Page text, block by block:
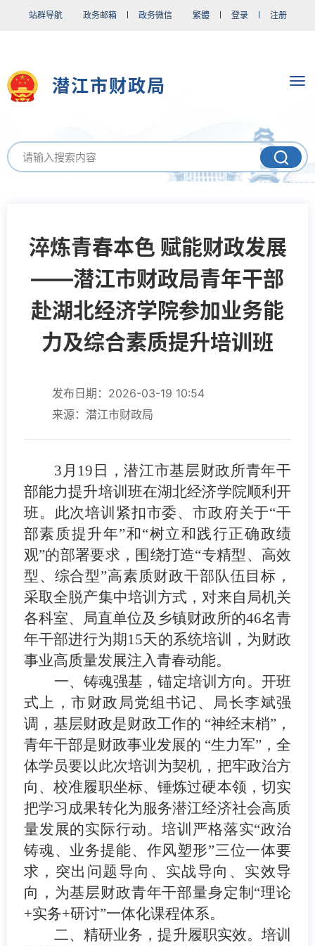
站群导航 政务邮箱 政务微信 繁體 登录 注册
潜江市财政局
淬炼青春本色 赋能财政发展
——潜江市财政局青年干部
赴湖北经济学院参加业务能
力及综合素质提升培训班
发布日期：2026-03-19 10:54
来源：潜江市财政局
3月19日，潜江市基层财政所青年干
部能力提升培训班在湖北经济学院顺利开
班。此次培训紧扣市委、市政府关于“干
部素质提升年”和“树立和践行正确政绩
观”的部署要求，围绕打造“专精型、高效
型、综合型”高素质财政干部队伍目标，
采取全脱产集中培训方式，对来自局机关
各科室、 局直单位及乡镇财政所的46名青
年干部进行为期15天的系统培训，为财政
事业高质量发展注入青春动能。
一、铸魂强基，锚定培训方向。开班
式上，市财政局党组书记、局长李斌强
调，基层财政是财政工作的 “神经末梢”，
青年干部是财政事业发展的 “生力军”，全
体学员要以此次培训为契机，把牢政治方
向、校准履职坐标、锤炼过硬本领，切实
把学习成果转化为服务潜江经济社会高质
量发展的实际行动。培训严格落实“政治
铸魂、业务提能、作风塑形”三位一体要
求，突出问题导向、实战导向、实效导
向，为基层财政青年干部量身定制“理论
+实务+研讨”一体化课程体系。
二、精研业务，提升履职实效。培训